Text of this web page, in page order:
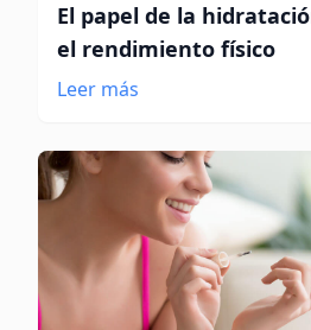
El papel de la
el rendimiento físico
Leer más